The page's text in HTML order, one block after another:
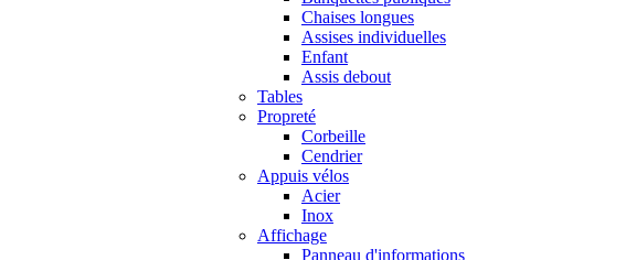
Chaises longues
Assises individuelles
Enfant
Assis debout
Tables
Propreté
Corbeille
Cendrier
Appuis vélos
Acier
Inox
Affichage
Panneau d'informations